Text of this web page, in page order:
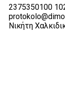
2375350100
Νικήτη